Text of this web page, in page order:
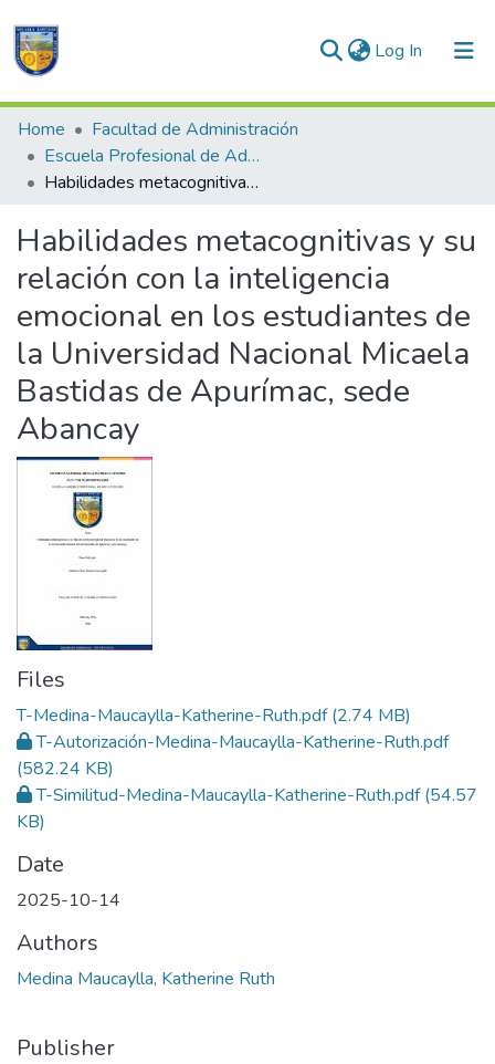
Log In (current)
Communities & Collections
All of DSpace
Home
Facultad de Administración
Escuela Profesional de Administración
Habilidades metacognitivas y su relación con la inteligencia emocional en los estudiantes de la Universidad Nacional Micaela Bastidas de Apurímac, sede Abancay
Habilidades metacognitivas y su
relación con la inteligencia
emocional en los estudiantes de
la Universidad Nacional Micaela
Bastidas de Apurímac, sede
Abancay
Files
T-Medina-Maucaylla-Katherine-Ruth.pdf(2.74 MB)
T-Autorización-Medina-Maucaylla-Katherine-Ruth.pdf
(582.24 KB)
T-Similitud-Medina-Maucaylla-Katherine-Ruth.pdf(54.57
KB)
Date
2025-10-14
Authors
Medina Maucaylla, Katherine Ruth
Publisher